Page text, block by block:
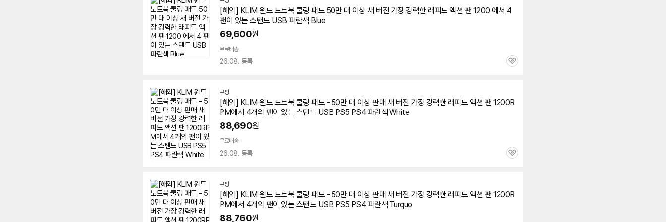
[해외] KLIM 윈드 노트북 쿨링 패드 50만 대 이상 새 버전 가장 강력한 래피드 액션 팬 1200 에서 4
팬이 있는 스탠드 USB 파란색 Blue
69,600원
무료배송
26.08. 등록
관
쿠팡
[해외] KLIM 윈드 노트북 쿨링 패드 - 50만 대 이상 판매 새 버전 가장 강력한 래피드 액션 팬 1200R
PM에서 4개의 팬이 있는 스탠드 USB PS5 PS4 파란색 White
88,690원
무료배송
26.08. 등록
관
쿠팡
[해외] KLIM 윈드 노트북 쿨링 패드 - 50만 대 이상 판매 새 버전 가장 강력한 래피드 액션 팬 1200R
PM에서 4개의 팬이 있는 스탠드 USB PS5 PS4 파란색 Turquo
88,760원